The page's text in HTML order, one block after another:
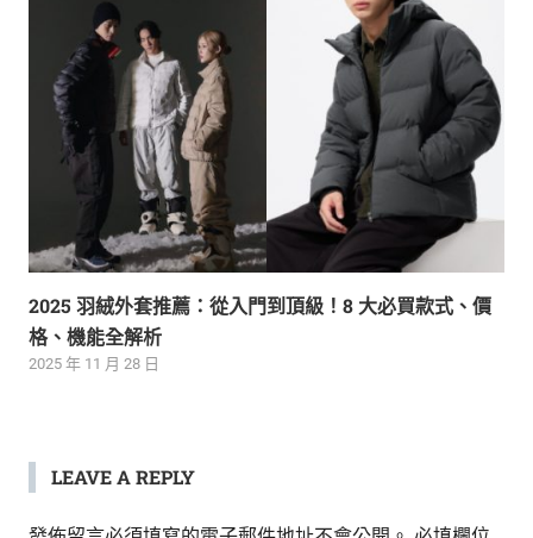
2025 羽絨外套推薦：從入門到頂級！8 大必買款式、價
格、機能全解析
2025 年 11 月 28 日
LEAVE A REPLY